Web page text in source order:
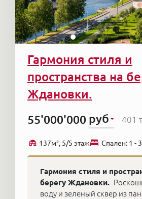
Гармония стиля и
пространства на
Ждановки.
55'000'000 руб 401
137м², 5/5 этаж Cпален: 1 - 3
Гармония стиля и
берегу Ждановки.
воду и зеленый сквер из